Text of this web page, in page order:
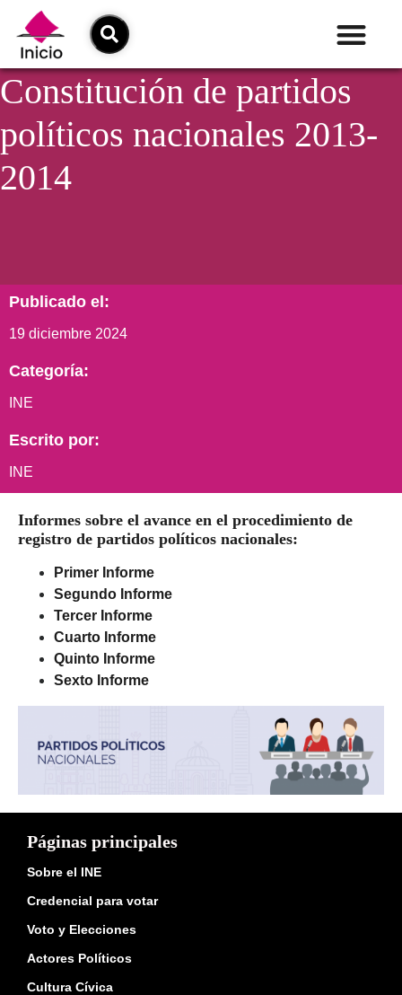
Constitución de partidos
políticos nacionales 2013-
2014
Publicado el:
19 diciembre 2024
Categoría:
INE
Escrito por:
INE
Informes sobre el avance en el procedimiento de
registro de partidos políticos nacionales:
Primer Informe
Segundo Informe
Tercer Informe
Cuarto Informe
Quinto Informe
Sexto Informe
Páginas principales
Sobre el INE
Credencial para votar
Voto y Elecciones
Actores Políticos
Cultura Cívica